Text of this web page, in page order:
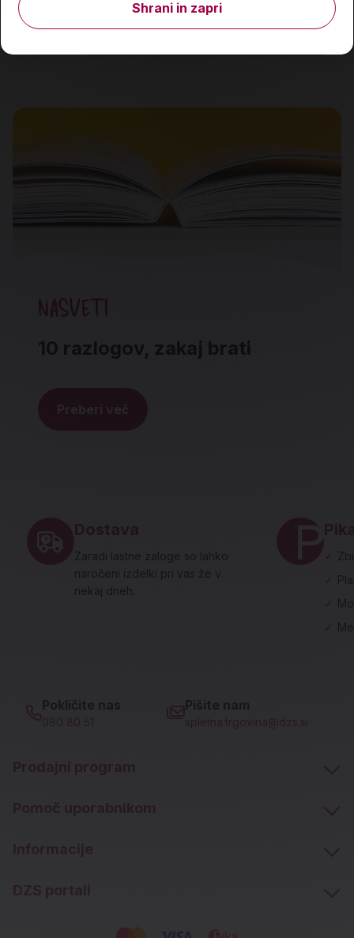
NASVETI
10 razlogov, zakaj brati
Preberi več
Dostava
Zaradi lastne zaloge so lahko
naročeni izdelki pri vas že v
nekaj dneh.
Pokličite nas
080 80 51
Pišite nam
spletna.trgovina@dzs.si
Prodajni program
Pomoč uporabnikom
Informacije
DZS portali
Shrani in zapri